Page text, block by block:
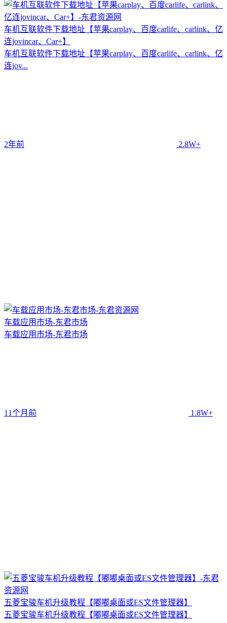
车机互联软件下载地址【苹果carplay、百度carlife、carlink、亿
连jovincar、Car+】
车机互联软件下载地址【苹果carplay、百度carlife、carlink、亿
连jov...
2年前 2.8W+
车载应用市场-东君市场
车载应用市场-东君市场
11个月前 1.8W+
五菱宝骏车机升级教程【嘟嘟桌面或ES文件管理器】
五菱宝骏车机升级教程【嘟嘟桌面或ES文件管理器】